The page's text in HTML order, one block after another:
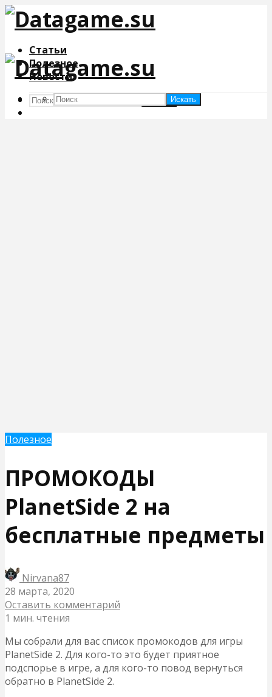
Статьи
Полезное
Новости
ИскатьИскать
Полезное
ПРОМОКОДЫ
PlanetSide 2 на
бесплатные предметы
Nirvana87
28 марта, 2020
Оставить комментарий
1 мин. чтения
Мы собрали для вас список промокодов для игры
PlanetSide 2. Для кого-то это будет приятное
подспорье в игре, а для кого-то повод вернуться
обратно в PlanetSide 2.